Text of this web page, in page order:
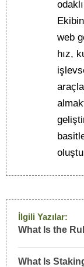
web
hız,
İlgili Yazılar:
What Is the
What Is